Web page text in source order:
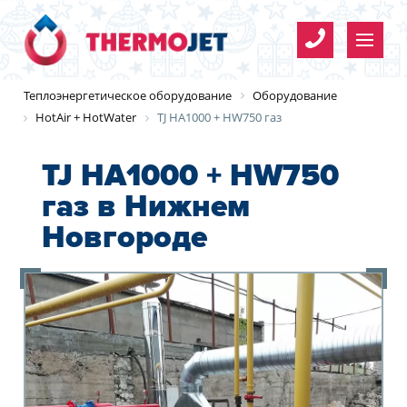
Теплоэнергетическое оборудование
Оборудование
HotAir + HotWater
TJ HA1000 + HW750 газ
TJ HA1000 + HW750
газ в Нижнем
Новгороде
Имя*
Телефон*
E-mail
Согласие на обработку
персональных данных
Y
Организация
Имя*
Телефон*
E-mail
Организация
Имя *
Телефон*
E-mail